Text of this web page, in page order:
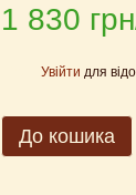
1 830
Увійти для
До кошика